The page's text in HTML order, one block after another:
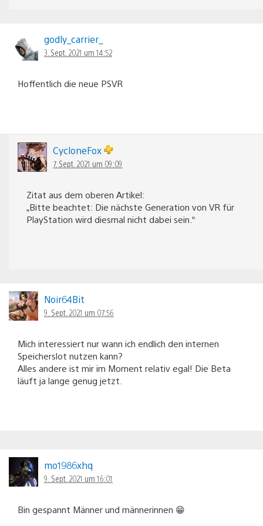
godly_carrier_
3. Sept. 2021 um 14:52
Hoffentlich die neue PSVR
CycloneFox
7. Sept. 2021 um 09:09
Zitat aus dem oberen Artikel:
„Bitte beachtet: Die nächste Generation von VR für
PlayStation wird diesmal nicht dabei sein.“
Noir64Bit
9. Sept. 2021 um 07:56
Mich interessiert nur wann ich endlich den internen
Speicherslot nutzen kann?
Alles andere ist mir im Moment relativ egal! Die Beta
läuft ja lange genug jetzt.
mo1986xhq
9. Sept. 2021 um 16:01
Bin gespannt Männer und männerinnen 😁